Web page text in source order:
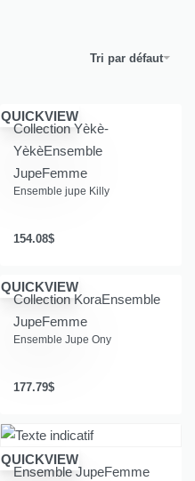
Tri par défaut
QUICKVIEW
Collection Yèkè-
YèkèEnsemble
JupeFemme
Ensemble jupe Killy
154.08$
QUICKVIEW
Collection KoraEnsemble
JupeFemme
Ensemble Jupe Ony
177.79$
QUICKVIEW
Ensemble JupeFemme